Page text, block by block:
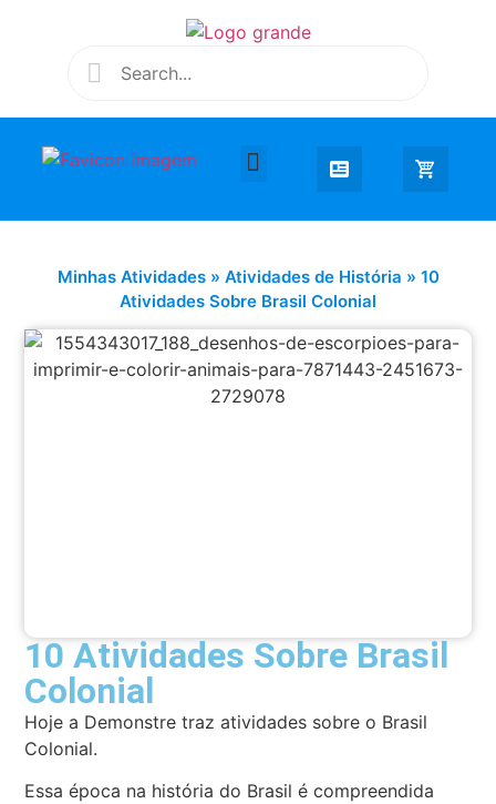
Minhas Atividades» Atividades de História » 10
Atividades Sobre Brasil Colonial
10 Atividades Sobre Brasil
Colonial
Hoje a Demonstre traz atividades sobre o Brasil
Colonial.
Essa época na história do Brasil é compreendida